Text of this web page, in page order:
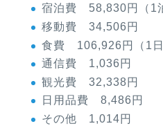
宿泊費 58,830円（1
移動費 34,506円
食費 106,926円（1日
通信費 1,036円
観光費 32,338円
日用品費 8,486円
その他 1,014円